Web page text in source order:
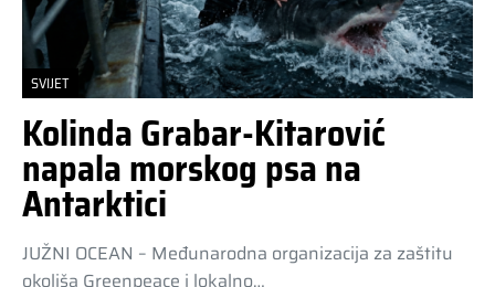
SVIJET
Kolinda Grabar-Kitarović
napala morskog psa na
Antarktici
JUŽNI OCEAN – Međunarodna organizacija za zaštitu
okoliša Greenpeace i lokalno…